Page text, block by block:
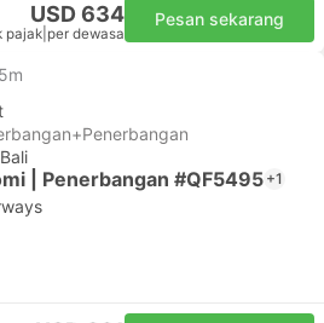
USD 634
pajak per dewasa
Pesan sekarang
| Penerbangan #QF5495 +1